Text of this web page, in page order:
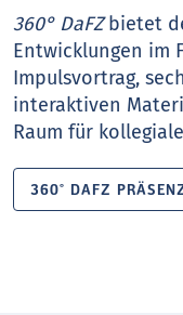
360° DaFZbietet
Entwicklungen im
Impulsvortrag,
interaktiven
Raum für
360° DAFZ